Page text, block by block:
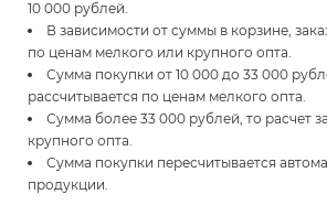
10 000 рублей.
В зависимости от суммы в корзине,
по ценам мелкого или крупного опта.
Сумма покупки от 10 000 до 33 000
рассчитывается по ценам мелкого опта.
Сумма более 33 000 рублей, то расчет
крупного опта.
Сумма покупки пересчитывается
продукции.